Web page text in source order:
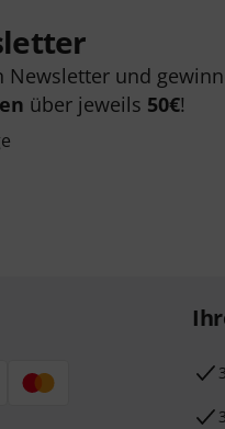
Newsletter und
über jeweils 50€!